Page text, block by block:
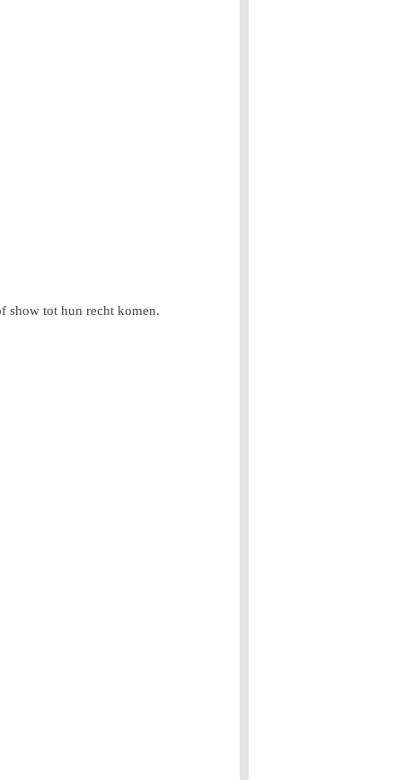
show tot hun recht komen.